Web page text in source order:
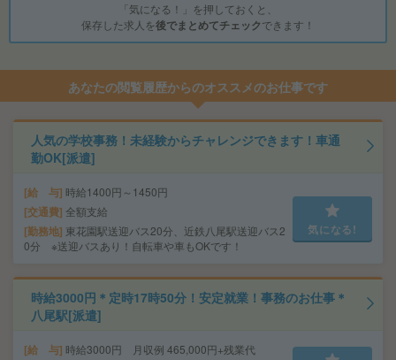
「気になる！」を押しておくと、
保存した求人を後でまとめてチェックできます！
あなたの閲覧履歴からのオススメのお仕事です
人気の学校事務！未経験からチャレンジできます！車通
勤OK[派遣]
給 与 時給1400円～1450円
交通費 全額支給
勤務地 東花園駅送迎バス20分、近鉄八尾駅送迎バス2
0分 ※送迎バスあり！自転車や車もOKです！
気になる!
時給3000円＊定時17時50分！安定就業！事務のお仕事＊
八尾駅[派遣]
給 与 時給3000円 月収例 465,000円+残業代